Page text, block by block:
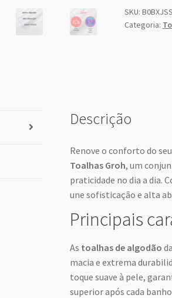
SKU:
Categoria:
Descrição
Renove o conforto do
Toalhas Groh, um
praticidade no dia a dia.
une sofisticação e alta
Principais
As toalhas de algodão
macia e extrema
toque suave à pele,
superior após cada